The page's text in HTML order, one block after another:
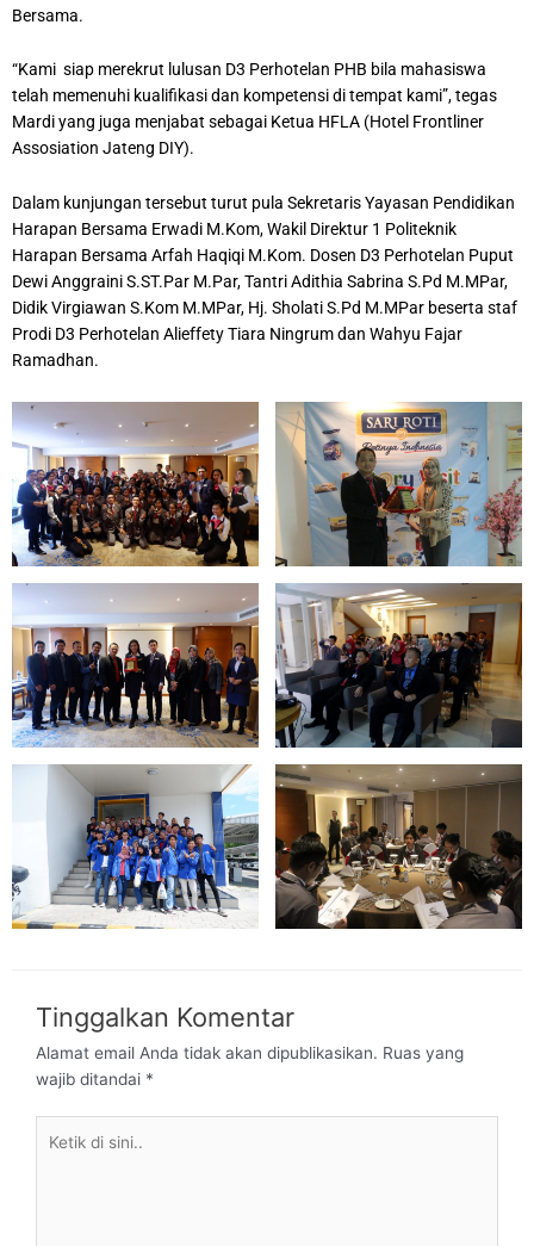
Bersama.
“Kami siap merekrut lulusan D3 Perhotelan PHB bila mahasiswa
telah memenuhi kualifikasi dan kompetensi di tempat kami”, tegas
Mardi yang juga menjabat sebagai Ketua HFLA (Hotel Frontliner
Assosiation Jateng DIY).
Dalam kunjungan tersebut turut pula Sekretaris Yayasan Pendidikan
Harapan Bersama Erwadi M.Kom, Wakil Direktur 1 Politeknik
Harapan Bersama Arfah Haqiqi M.Kom. Dosen D3 Perhotelan Puput
Dewi Anggraini S.ST.Par M.Par, Tantri Adithia Sabrina S.Pd M.MPar,
Didik Virgiawan S.Kom M.MPar, Hj. Sholati S.Pd M.MPar beserta staf
Prodi D3 Perhotelan Alieffety Tiara Ningrum dan Wahyu Fajar
Ramadhan.
Tinggalkan Komentar
Alamat email Anda tidak akan dipublikasikan. Ruas yang
wajib ditandai *